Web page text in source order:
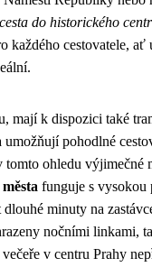
do historického
každého cestovatele, ať
mají k dispozici také
pohodlné
tomto ohledu výjimečné
funguje s vysokou
minuty na
nočními linkami,
v centru Prahy